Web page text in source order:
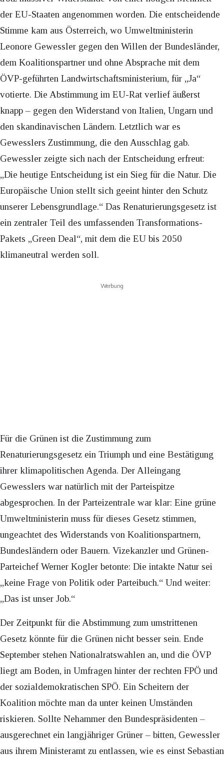
der EU-Staaten angenommen worden. Die entscheidende
Stimme kam aus Österreich, wo Umweltministerin
Leonore Gewessler gegen den Willen der Bundesländer,
dem Koalitionspartner und ohne Absprache mit dem
ÖVP-geführten Landwirtschaftsministerium, für „Ja“
votierte. Die Abstimmung im EU-Rat verlief äußerst
knapp – gegen den Widerstand von Italien, Ungarn und
den skandinavischen Ländern. Letztlich war es
Gewesslers Zustimmung, die den Ausschlag gab.
Gewessler zeigte sich nach der Entscheidung erfreut:
„Die heutige Entscheidung ist ein Sieg für die Natur. Die
Europäische Union stellt sich geeint hinter den Schutz
unserer Lebensgrundlage.“ Das Renaturierungsgesetz ist
ein zentraler Teil des umfassenden Transformations-
Pakets „Green Deal“, mit dem die EU bis 2050
klimaneutral werden soll.
Werbung
Für die Grünen ist die Zustimmung zum
Renaturierungsgesetz ein Triumph und eine Bestätigung
ihrer klimapolitischen Agenda. Der Alleingang
Gewesslers war natürlich mit der Parteispitze
abgesprochen. In der Parteizentrale war klar: Eine grüne
Umweltministerin muss für dieses Gesetz stimmen,
ungeachtet des Widerstands von Koalitionspartnern,
Bundesländern oder Bauern. Vizekanzler und Grünen-
Parteichef Werner Kogler betonte: Die intakte Natur sei
„keine Frage von Politik oder Parteibuch.“ Und weiter:
„Das ist unser Job.“
Der Zeitpunkt für die Abstimmung zum umstrittenen
Gesetz könnte für die Grünen nicht besser sein. Ende
September stehen Nationalratswahlen an, und die ÖVP
liegt am Boden, in Umfragen hinter der rechten FPÖ und
der sozialdemokratischen SPÖ. Ein Scheitern der
Koalition möchte man da unter keinen Umständen
riskieren. Sollte Nehammer den Bundespräsidenten –
ausgerechnet ein langjähriger Grüner – bitten, Gewessler
aus ihrem Ministeramt zu entlassen, wie es einst Sebastian